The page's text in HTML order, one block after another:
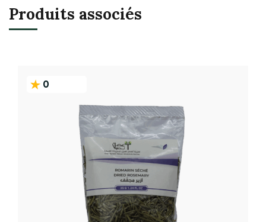
Produits associés
0